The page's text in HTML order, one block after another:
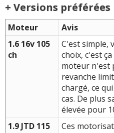
+ Versions préférées
Moteur
Avis
1.6 16v 105
ch
C'est simple,
choix, c'est
moteur n'est
revanche
chargé, ce
cas. De plus
élevée pour
1.9 JTD 115
Ces